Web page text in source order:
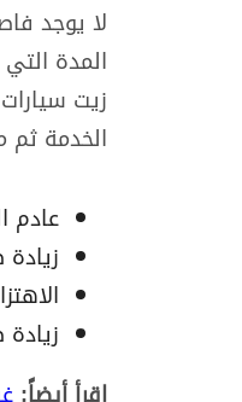
لا يوجد
المدة
زيت
الخدمة
عادم